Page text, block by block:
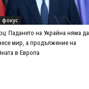
фокус
Падането на Украйна няма да
мир, а продължение на
в Европа